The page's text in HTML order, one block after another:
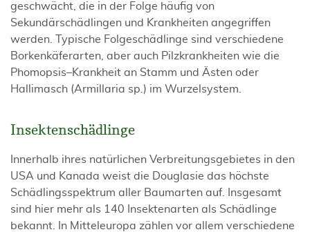
geschwächt, die in der Folge häufig von
Sekundärschädlingen und Krankheiten angegriffen
werden. Typische Folgeschädlinge sind verschiedene
Borkenkäferarten, aber auch Pilzkrankheiten wie die
Phomopsis–Krankheit an Stamm und Ästen oder
Hallimasch (Armillaria sp.) im Wurzelsystem.
Insektenschädlinge
Innerhalb ihres natürlichen Verbreitungsgebietes in den
USA und Kanada weist die Douglasie das höchste
Schädlingsspektrum aller Baumarten auf. Insgesamt
sind hier mehr als 140 Insektenarten als Schädlinge
bekannt. In Mitteleuropa zählen vor allem verschiedene